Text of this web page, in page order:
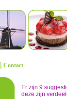
| Contact
Er zijn 9
deze zijn